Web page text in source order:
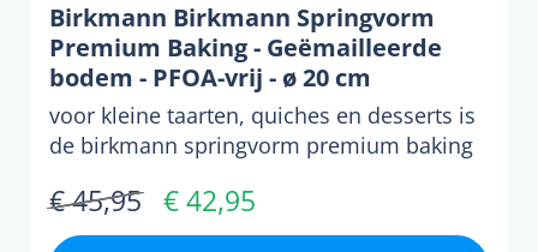
Birkmann Birkmann Springvorm
Premium Baking - Geëmailleerde
bodem - PFOA-vrij - ø 20 cm
voor kleine taarten, quiches en desserts is
de birkmann springvorm premium baking
€ 45,95 € 42,95